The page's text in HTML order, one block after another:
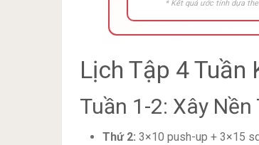
* Kết quả ước tính dựa
Lịch Tập 4 Tuần
Tuần 1-2: Xây
Thứ 2: 3×10 push-up + 3×15